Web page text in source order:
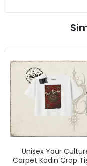
Unisex Your
Carpet Kadın Crop